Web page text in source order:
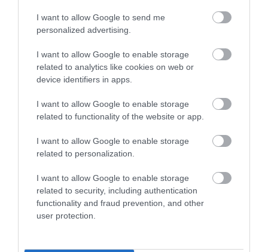
I want to allow Google to send me
personalized advertising.
I want to allow Google to enable storage
related to analytics like cookies on web or
device identifiers in apps.
I want to allow Google to enable storage
related to functionality of the website or app.
I want to allow Google to enable storage
related to personalization.
I want to allow Google to enable storage
related to security, including authentication
functionality and fraud prevention, and other
user protection.